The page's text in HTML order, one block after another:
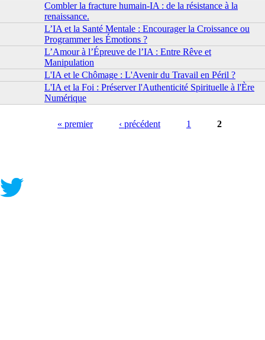
Combler la fracture humain-IA : de la résistance à la
renaissance.
L’IA et la Santé Mentale : Encourager la Croissance ou
Programmer les Émotions ?
L’Amour à l’Épreuve de l’IA : Entre Rêve et
Manipulation
L'IA et le Chômage : L'Avenir du Travail en Péril ?
L'IA et la Foi : Préserver l'Authenticité Spirituelle à l'Ère
Numérique
« premier ‹ précédent 1
2